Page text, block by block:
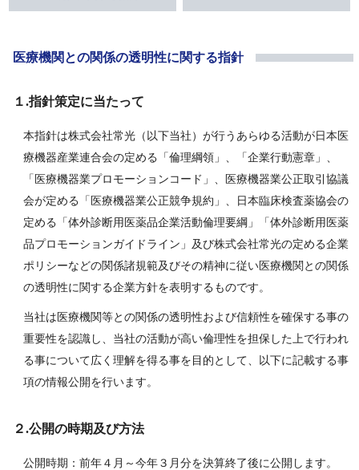
医療機関との関係の透明性に関する指針
１.指針策定に当たって
本指針は株式会社常光（以下当社）が行うあらゆる活動が日本医
療機器産業連合会の定める「倫理綱領」、「企業行動憲章」、
「医療機器業プロモーションコード」、医療機器業公正取引協議
会が定める「医療機器業公正競争規約」、日本臨床検査薬協会の
定める「体外診断用医薬品企業活動倫理要綱」「体外診断用医薬
品プロモーションガイドライン」 及び株式会社常光の定める企業
ポリシーなどの関係諸規範及びその精神に従い医療機関との関係
の透明性に関する企業方針を表明するものです。
当社は医療機関等との関係の透明性および信頼性を確保する事の
重要性を認識し、当社の活動が高い倫理性を担保した上で行われ
る事について広く理解を得る事を目的として、
以下に記載する事
項の情報公開を行います。
２.公開の時期及び方法
公開時期：前年４月～今年３月分を決算終了後に公開します。